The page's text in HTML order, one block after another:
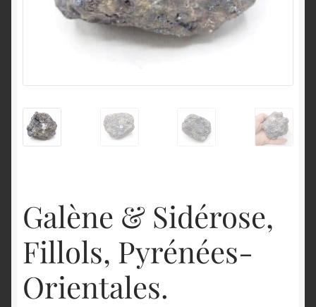
Galène & Sidérose,
Fillols, Pyrénées-
Orientales.